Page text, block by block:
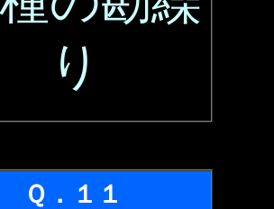
り
Ｑ．１１